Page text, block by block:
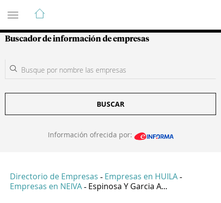
Guía de Empresas Colombianas
Buscador de información de empresas
BUSCAR
Información ofrecida por:
Directorio de Empresas - Empresas en HUILA -
Empresas en NEIVA - Espinosa Y Garcia A...